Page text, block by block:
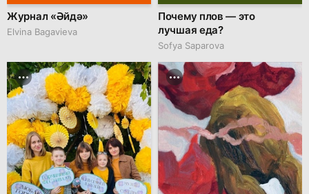
Журнал «Әйдә»
Elvina Bagavieva
Почему плов — это
лучшая еда?
Sofya Saparova